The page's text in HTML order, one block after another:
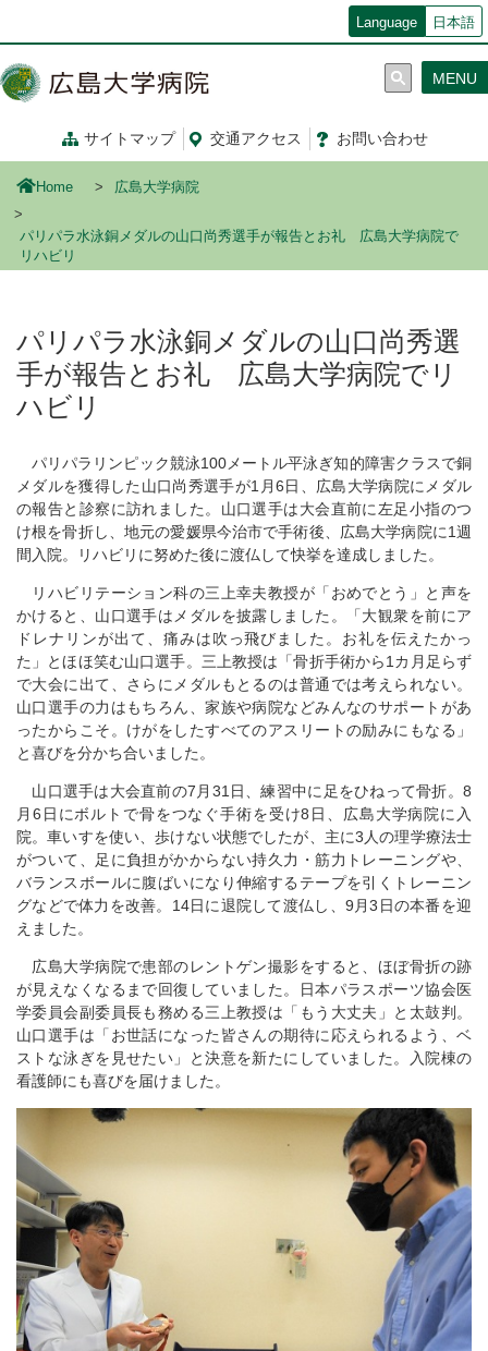
コ
ン
移
Language 日本語
サイトマップ 交通アクセス お問い合わせ
MENU
Home 広島大学病院
パリパラ水泳銅メダルの山口尚秀選手が報告とお礼 広島大学病院で
リハビリ
パリパラ水泳銅メダルの山口尚秀選
手が報告とお礼 広島大学病院でリ
ハビリ
パリパラリンピック競泳100メートル平泳ぎ知的障害クラスで銅
メダルを獲得した山口尚秀選手が1月6日、広島大学病院にメダル
の報告と診察に訪れました。山口選手は大会直前に左足小指のつ
け根を骨折し、地元の愛媛県今治市で手術後、広島大学病院に1週
間入院。リハビリに努めた後に渡仏して快挙を達成しました。
リハビリテーション科の三上幸夫教授が「おめでとう」と声を
かけると、山口選手はメダルを披露しました。「大観衆を前にア
ドレナリンが出て、痛みは吹っ飛びました。お礼を伝えたかっ
た」とほほ笑む山口選手。三上教授は「骨折手術から1カ月足らず
で大会に出て、さらにメダルもとるのは普通では考えられない。
山口選手の力はもちろん、家族や病院などみんなのサポートがあ
ったからこそ。けがをしたすべてのアスリートの励みにもなる」
と喜びを分かち合いました。
山口選手は大会直前の7月31日、練習中に足をひねって骨折。8
月6日にボルトで骨をつなぐ手術を受け8日、広島大学病院に入
院。車いすを使い、歩けない状態でしたが、主に3人の理学療法士
がついて、足に負担がかからない持久力・筋力トレーニングや、
バランスボールに腹ばいになり伸縮するテープを引くトレーニン
グなどで体力を改善。14日に退院して渡仏し、9月3日の本番を迎
えました。
広島大学病院で患部のレントゲン撮影をすると、ほぼ骨折の跡
が見えなくなるまで回復していました。日本パラスポーツ協会医
学委員会副委員長も務める三上教授は「もう大丈夫」と太鼓判。
山口選手は「お世話になった皆さんの期待に応えられるよう、ベ
ストな泳ぎを見せたい」と決意を新たにしていました。入院棟の
看護師にも喜びを届けました。